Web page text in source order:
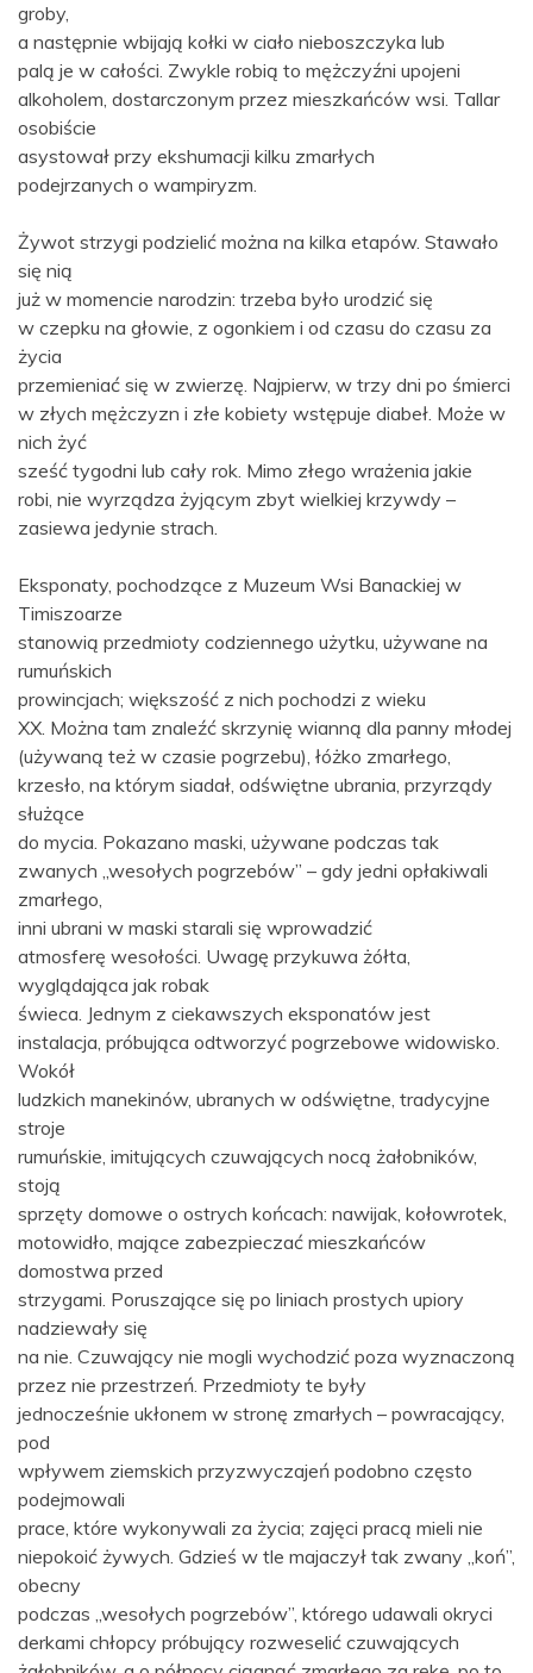
groby,
a następnie wbijają kołki w ciało nieboszczyka lub
palą je w całości. Zwykle robią to mężczyźni upojeni
alkoholem, dostarczonym przez mieszkańców wsi. Tallar
osobiście
asystował przy ekshumacji kilku zmarłych
podejrzanych o wampiryzm.
Żywot strzygi podzielić można na kilka etapów. Stawało
się nią
już w momencie narodzin: trzeba było urodzić się
w czepku na głowie, z ogonkiem i od czasu do czasu za
życia
przemieniać się w zwierzę. Najpierw, w trzy dni po śmierci
w złych mężczyzn i złe kobiety wstępuje diabeł. Może w
nich żyć
sześć tygodni lub cały rok. Mimo złego wrażenia jakie
robi, nie wyrządza żyjącym zbyt wielkiej krzywdy –
zasiewa jedynie strach.
Eksponaty, pochodzące z Muzeum Wsi Banackiej w
Timiszoarze
stanowią przedmioty codziennego użytku, używane na
rumuńskich
prowincjach; większość z nich pochodzi z wieku
XX. Można tam znaleźć skrzynię wianną dla panny młodej
(używaną też w czasie pogrzebu), łóżko zmarłego,
krzesło, na którym siadał, odświętne ubrania, przyrządy
służące
do mycia. Pokazano maski, używane podczas tak
zwanych „wesołych pogrzebów” – gdy jedni opłakiwali
zmarłego,
inni ubrani w maski starali się wprowadzić
atmosferę wesołości. Uwagę przykuwa żółta,
wyglądająca jak robak
świeca. Jednym z ciekawszych eksponatów jest
instalacja, próbująca odtworzyć pogrzebowe widowisko.
Wokół
ludzkich manekinów, ubranych w odświętne, tradycyjne
stroje
rumuńskie, imitujących czuwających nocą żałobników,
stoją
sprzęty domowe o ostrych końcach: nawijak, kołowrotek,
motowidło, mające zabezpieczać mieszkańców
domostwa przed
strzygami. Poruszające się po liniach prostych upiory
nadziewały się
na nie. Czuwający nie mogli wychodzić poza wyznaczoną
przez nie przestrzeń. Przedmioty te były
jednocześnie ukłonem w stronę zmarłych – powracający,
pod
wpływem ziemskich przyzwyczajeń podobno często
podejmowali
prace, które wykonywali za życia; zajęci pracą mieli nie
niepokoić żywych. Gdzieś w tle majaczył tak zwany „koń”,
obecny
podczas „wesołych pogrzebów”, którego udawali okryci
derkami chłopcy próbujący rozweselić czuwających